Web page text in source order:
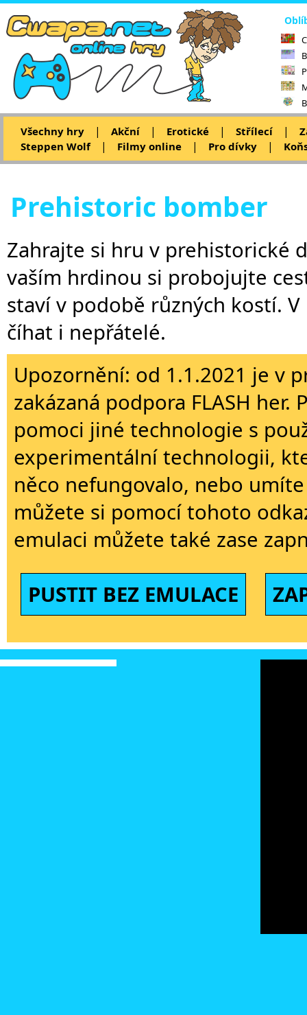
Všechny hry | Akční | Erotické | Střílecí |
Steppen Wolf
| Filmy online | Pro dívky |
Prehistoric bomber
Zahrajte si hru v prehistorické
vaším hrdinou si probojujte
staví v podobě různých kostí.
číhat i nepřátelé.
Upozornění: od 1.1.2021 je v
zakázaná podpora FLASH
pomoci jiné technologie s
experimentální technologii,
něco nefungovalo, nebo
můžete si pomocí tohoto
emulaci můžete také zase
PUSTIT BEZ EMULACE